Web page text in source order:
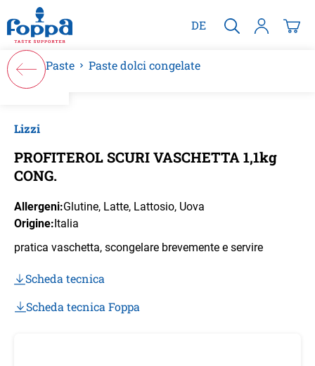
principale
DE
Paste Paste dolci congelate
Lizzi
PROFITEROL SCURI VASCHETTA 1,1kg
CONG.
Allergeni:Glutine, Latte, Lattosio, Uova
Origine:Italia
pratica vaschetta, scongelare brevemente e servire
Scheda tecnica
Scheda tecnica Foppa